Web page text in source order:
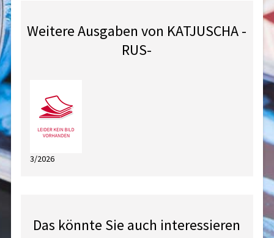
Weitere Ausgaben von KATJUSCHA -
RUS-
3/2026
Das könnte Sie auch interessieren